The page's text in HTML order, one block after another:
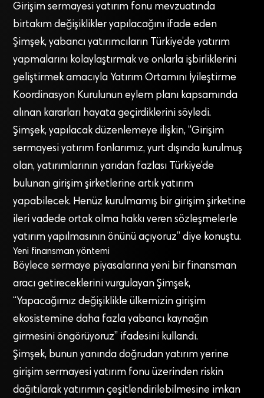
Girişim sermayesi yatırım fonu mevzuatında
birtakım değişiklikler yapılacağını ifade eden
Şimşek, yabancı yatırımcıların Türkiye’de yatırım
yapmalarını kolaylaştırmak ve onlarla işbirliklerini
geliştirmek amacıyla Yatırım Ortamını İyileştirme
Koordinasyon Kurulunun eylem planı kapsamında
alınan kararları hayata geçirdiklerini söyledi.
Şimşek, yapılacak düzenlemeye ilişkin, “Girişim
sermayesi yatırım fonlarımız, yurt dışında kurulmuş
olan, yatırımlarının yarıdan fazlası Türkiye’de
bulunan girişim şirketlerine artık yatırım
yapabilecek. Henüz kurulmamış bir girişim şirketine
ileri vadede ortak olma hakkı veren sözleşmelerle
yatırım yapılmasının önünü açıyoruz” diye konuştu.
Yeni finansman yöntemi
Böylece sermaye piyasalarına yeni bir finansman
aracı getireceklerini vurgulayan Şimşek,
“Yapacağımız değişiklikle ülkemizin girişim
ekosistemine daha fazla yabancı kaynağın
girmesini öngörüyoruz” ifadesini kullandı.
Şimşek, bunun yanında doğrudan yatırım yerine
girişim sermayesi yatırım fonu üzerinden riskin
dağıtılarak yatırımın çeşitlendirilebilmesine imkan